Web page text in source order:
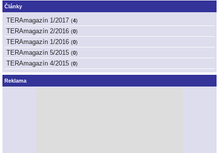
Články
TERAmagazín 1/2017 (4)
TERAmagazín 2/2016 (0)
TERAmagazín 1/2016 (0)
TERAmagazín 5/2015 (0)
TERAmagazín 4/2015 (0)
Reklama